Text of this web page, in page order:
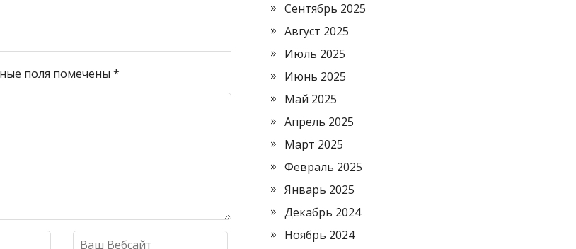
поля помечены *
Сентябрь 2025
Август 2025
Июль 2025
Июнь 2025
Май 2025
Апрель 2025
Март 2025
Февраль 2025
Январь 2025
Декабрь 2024
Ноябрь 2024